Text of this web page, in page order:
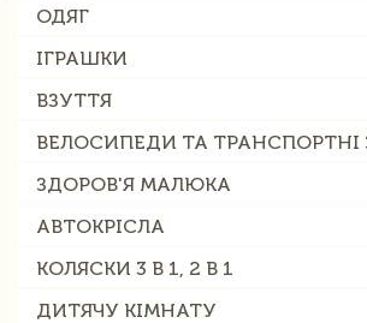
ОДЯГ
ІГРАШКИ
ВЗУТТЯ
ВЕЛОСИПЕДИ ТА ТРАНСПОРТНІ
ЗДОРОВ'Я МАЛЮКА
АВТОКРІСЛА
КОЛЯСКИ 3 В 1, 2 В 1
ДИТЯЧУ КІМНАТУ